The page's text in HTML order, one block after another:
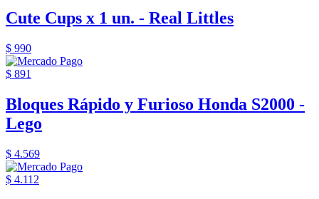
Cute Cups x 1 un. - Real Littles
$ 990
$ 891
Bloques Rápido y Furioso Honda S2000 -
Lego
$ 4.569
$ 4.112